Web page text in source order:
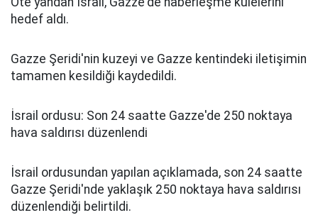
hedef aldı.
Gazze Şeridi'nin kuzeyi ve Gazze kentindeki iletişimin
tamamen kesildiği kaydedildi.
İsrail ordusu: Son 24 saatte Gazze'de 250 noktaya
hava saldırısı düzenlendi
İsrail ordusundan yapılan açıklamada, son 24 saatte
Gazze Şeridi'nde yaklaşık 250 noktaya hava saldırısı
düzenlendiği belirtildi.